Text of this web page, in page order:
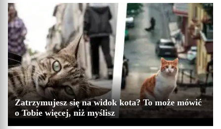
Zatrzymujesz się na widok kota? To może mówić
o Tobie więcej, niż myślisz